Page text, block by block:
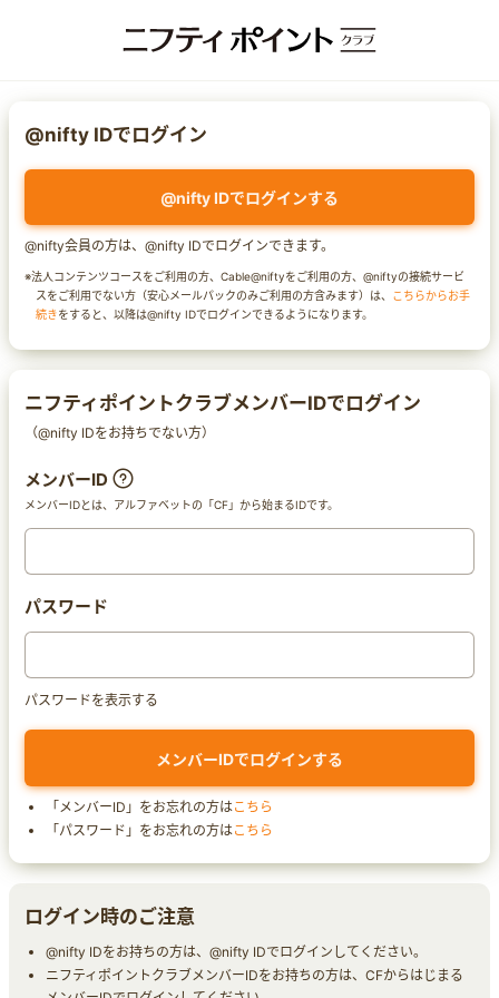
@nifty IDでログイン
@nifty IDでログインする
@nifty会員の方は、@nifty IDでログインできます。
※法人コンテンツコースをご利用の方、Cable@niftyをご利用の方、@niftyの接続サービ
スをご利用でない方（安心メールパックのみご利用の方含みます）は、 こちらからお手
続きをすると、以降は@nifty IDでログインできるようになります。
ニフティポイントクラブメンバーIDでログイン
（@nifty IDをお持ちでない方）
メンバーID
メンバーIDとは、アルファベットの「CF」から始まるIDです。
パスワード
パスワードを表示する
「メンバーID」をお忘れの方はこちら
「パスワード」をお忘れの方はこちら
ログイン時のご注意
@nifty IDをお持ちの方は、@nifty IDでログインしてください。
ニフティポイントクラブメンバーIDをお持ちの方は、CFからはじまる